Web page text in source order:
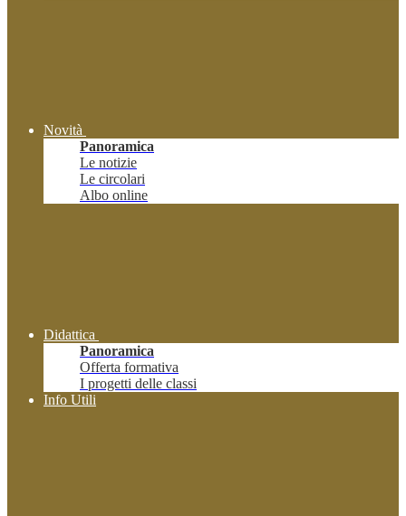
Novità
Panoramica
Le notizie
Le circolari
Albo online
Didattica
Panoramica
Offerta formativa
I progetti delle classi
Info Utili